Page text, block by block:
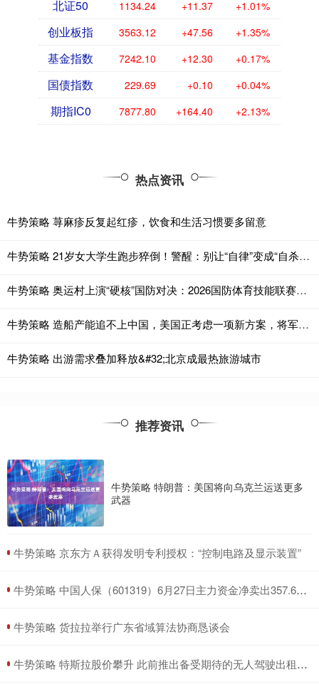
北证50 1134.24 +11.37 +1.01%
创业板指 3563.12 +47.56 +1.35%
基金指数 7242.10 +12.30 +0.17%
国债指数 229.69 +0.10 +0.04%
期指IC0 7877.80 +164.40 +2.13%
热点资讯
牛势策略 荨麻疹反复起红疹，饮食和生活习惯要多留意
牛势策略 21岁女大学生跑步猝倒！警醒：别让“自律”变成“自杀”！
牛势策略 奥运村上演“硬核”国防对决：2026国防体育技能联赛点燃全民热情
牛势策略 造船产能追不上中国，美国正考虑一项新方案，将军舰的设计和建造外包给日韩！
牛势策略 出游需求叠加释放&#32;北京成最热旅游城市
推荐资讯
牛势策略 特朗普：美国将向乌克兰运送更多
武器
​牛势策略 京东方Ａ获得发明专利授权：“控制电路及显示装置”
​牛势策略 中国人保（601319）6月27日主力资金净卖出357.69万元
​牛势策略 货拉拉举行广东省域算法协商恳谈会
​牛势策略 特斯拉股价攀升 此前推出备受期待的无人驾驶出租车服务